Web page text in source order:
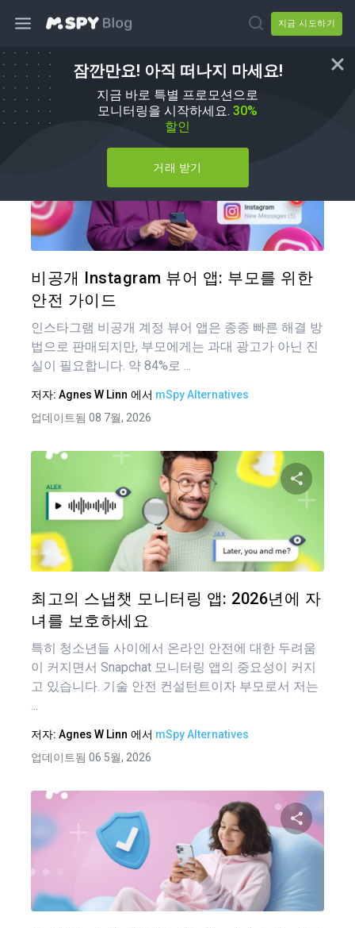
지금 시도하기
잠깐만요! 아직 떠나지 마세요!
지금 바로 특별 프로모션으로
모니터링을 시작하세요. 30%
할인
거래 받기
mSpy 대체품
비공개 Instagram 뷰어 앱: 부모를 위한
안전 가이드
인스타그램 비공개 계정 뷰어 앱은 종종 빠른 해결 방
법으로 판매되지만, 부모에게는 과대 광고가 아닌 진
실이 필요합니다. 약 84%로 ...
저자: Agnes W Linn 에서 mSpy Alternatives
업데이트됨 08 7월, 2026
최고의 스냅챗 모니터링 앱: 2026년에 자
녀를 보호하세요
특히 청소년들 사이에서 온라인 안전에 대한 두려움
이 커지면서 Snapchat 모니터링 앱의 중요성이 커지
고 있습니다. 기술 안전 컨설턴트이자 부모로서 저는
...
저자: Agnes W Linn 에서 mSpy Alternatives
업데이트됨 06 5월, 2026
이 기